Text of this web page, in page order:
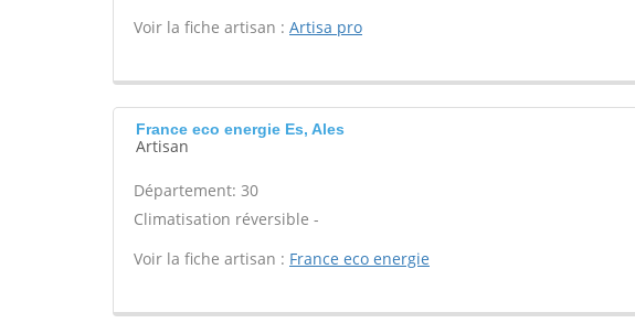
Voir la fiche artisan : Artisa pro
France eco energie Es, Ales
Artisan
Département: 30
Climatisation réversible -
Voir la fiche artisan : France eco energie